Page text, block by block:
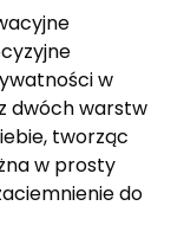
w
dwóch warstw
tworząc
w prosty
do